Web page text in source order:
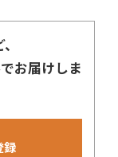
お届けしま
録